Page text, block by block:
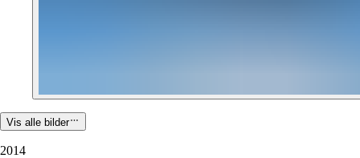
Vis alle bilder
2014